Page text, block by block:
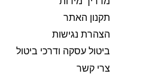
תקנון האתר
הצהרת נגישות
ביטול עסקה ודרכי ביטול
צרי קשר